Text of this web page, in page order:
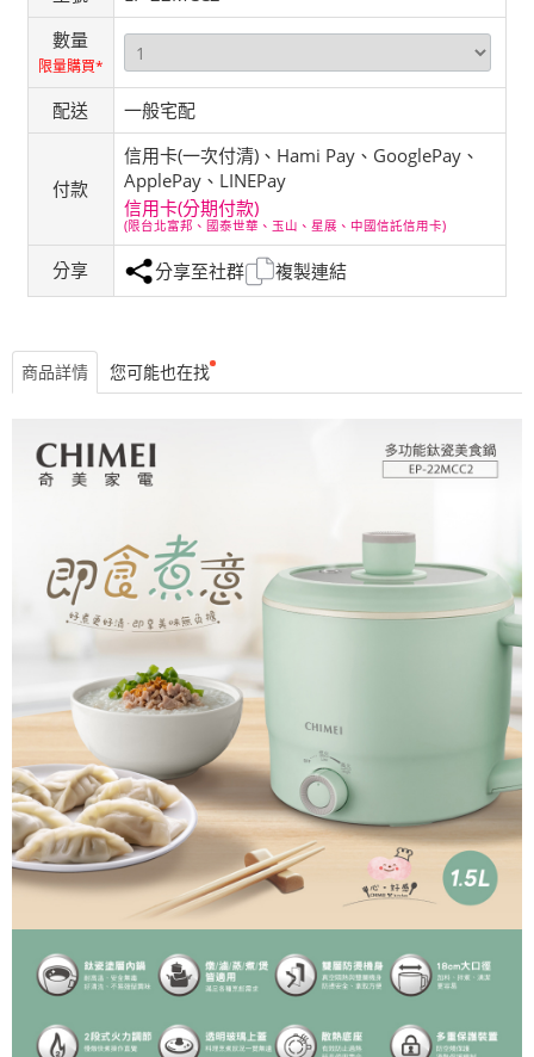
數量
限量購買*
配送 一般宅配
付款
信用卡(一次付清)、Hami Pay、GooglePay、
ApplePay、LINEPay
信用卡(分期付款)
(限台北富邦、國泰世華、玉山、星展、中國信託信用卡)
分享 分享至社群 複製連結
商品詳情 您可能也在找